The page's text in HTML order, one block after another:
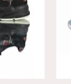
lista de
deseos